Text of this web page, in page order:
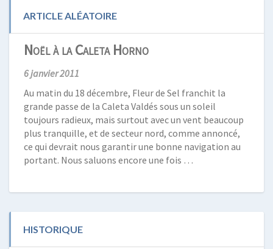
ARTICLE ALÉATOIRE
Noël à la Caleta Horno
6 janvier 2011
Au matin du 18 décembre, Fleur de Sel franchit la
grande passe de la Caleta Valdés sous un soleil
toujours radieux, mais surtout avec un vent beaucoup
plus tranquille, et de secteur nord, comme annoncé,
ce qui devrait nous garantir une bonne navigation au
portant. Nous saluons encore une fois …
HISTORIQUE